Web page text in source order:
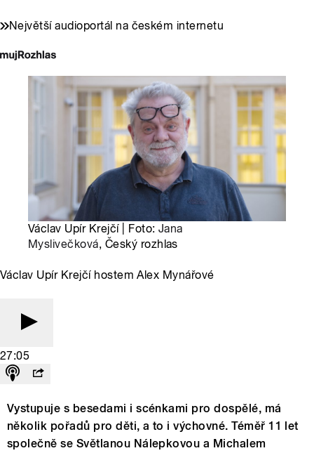
Největší audioportál na českém internetu
Václav Upír Krejčí | Foto: Jana
Myslivečková, Český rozhlas
Václav Upír Krejčí hostem Alex Mynářové
27:05
Vystupuje s besedami i scénkami pro dospělé, má
několik pořadů pro děti, a to i výchovné. Téměř 11 let
společně se Světlanou Nálepkovou a Michalem